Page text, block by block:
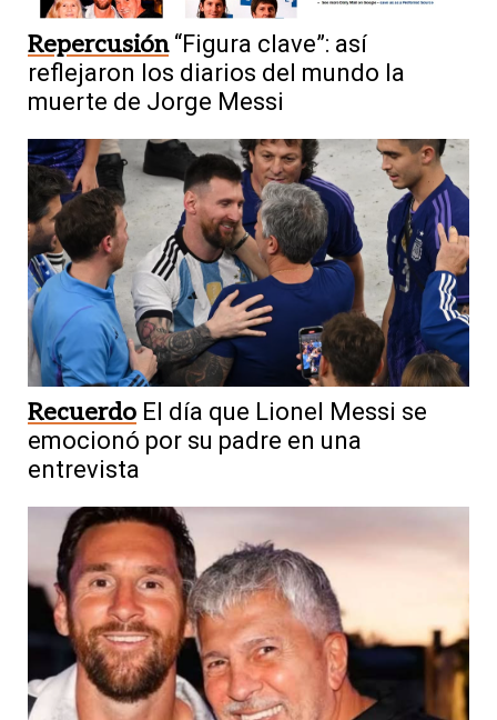
Repercusión “Figura clave”: así
reflejaron los diarios del mundo la
muerte de Jorge Messi
Recuerdo El día que Lionel Messi se
emocionó por su padre en una
entrevista